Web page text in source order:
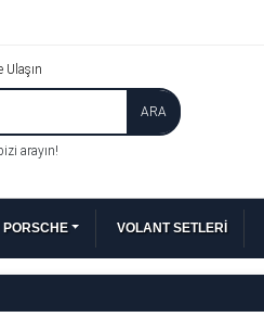
Ulaşın
ARA
arayın!
PORSCHE VOLANT SETLERİ